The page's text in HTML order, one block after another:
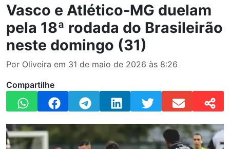
Vasco e Atlético-MG duelam
pela 18ª rodada do Brasileirão
neste domingo (31)
Por Oliveira em 31 de maio de 2026 às 8:26
Compartilhe